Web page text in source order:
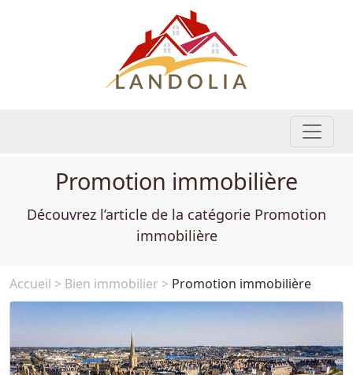
Promotion immobilière
Découvrez l’article de la catégorie Promotion
immobilière
Accueil > Bien immobilier > Promotion immobilière